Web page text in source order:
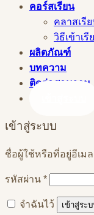
คอร์สเรียน
คลาสเรี
วิธีเข้าเ
ผลิตภัณฑ์
บทความ
ติดต่อสอบถาม
เข้าสู่ระบบ
ชื่อผู้ใช้หรือที่อยู่อีเมล
รหัสผ่าน *ต้องการ
จำฉันไว้ เข้าสู่ระ